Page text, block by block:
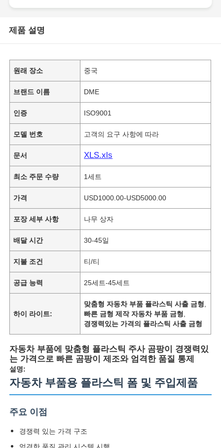
제품 설명
원래 장소 중국
브랜드 이름 DME
인증 ISO9001
모델 번호 고객의 요구 사항에 따라
문서 XLS.xls
최소 주문 수량 1세트
가격 USD1000.00-USD5000.00
포장 세부 사항 나무 상자
배달 시간 30-45일
지불 조건 티/티
공급 능력 25세트-45세트
하이 라이트:
맞춤형 자동차 부품 플라스틱 사출 금형
빠른 금형 제작 자동차 부품 금형
경쟁력있는 가격의 플라스틱 사출 금형
자동차 부품에 맞춤형 플라스틱 주사 곰팡이 경쟁력있
는 가격으로 빠른 곰팡이 제조와 엄격한 품질 통제
설명:
자동차 부품용 플라스틱 폼 및 주입제품
주요 이점
경쟁력 있는 가격 구조
엄격한 품질 관리 시스템 시행